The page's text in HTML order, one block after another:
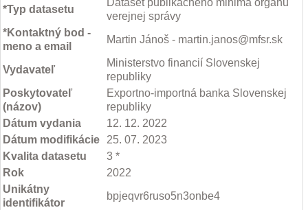
*Typ datasetu
Dataset publikačného minima orgánu
verejnej správy
*Kontaktný bod -
meno a email
Martin Jánoš - martin.janos@mfsr.sk
Vydavateľ
Ministerstvo financií Slovenskej
republiky
Poskytovateľ
(názov)
Exportno-importná banka Slovenskej
republiky
Dátum vydania
12. 12. 2022
Dátum modifikácie 25. 07. 2023
Kvalita datasetu
3 *
Rok
2022
Unikátny
identifikátor
bpjeqvr6ruso5n3onbe4